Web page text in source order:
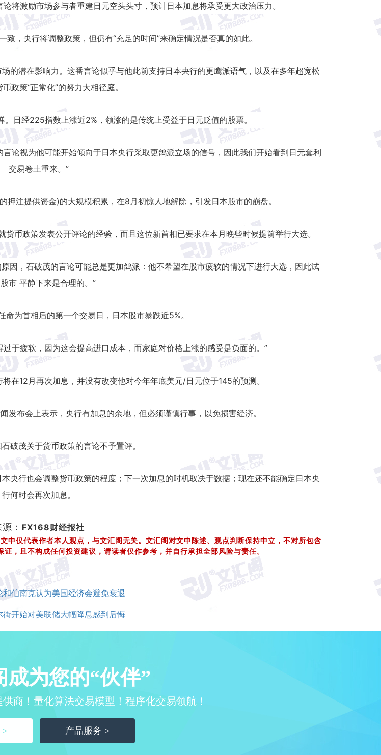
将激励市场参与者重建日元空头头寸，预计日本加息将承受更大政治压力。
，央行将调整政策，但仍有“充足的时间”来确定情况是否真的如此。
的潜在影响力。这番言论似乎与他此前支持日本央行的更鹰派语气，以及在多年超宽松
政策“正常化”的努力大相径庭。
日经225指数上涨近2%，领涨的是传统上受益于日元贬值的股票。
论视为他可能开始倾向于日本央行采取更鸽派立场的信号，因此我们开始看到日元套利
交易卷土重来。”
注提供资金)的大规模积累，在8月初惊人地解除，引发日本股市的崩盘。
币政策发表公开评论的经验，而且这位新首相已要求在本月晚些时候提前举行大选。
因，石破茂的言论可能总是更加鸽派：他不希望在股市疲软的情况下进行大选，因此试
股市 平静下来是合理的。”
为首相后的第一个交易日，日本股市暴跌近5%。
于疲软，因为这会提高进口成本，而家庭对价格上涨的感受是负面的。”
在12月再次加息，并没有改变他对今年年底美元/日元位于145的预测。
布会上表示，央行有加息的余地，但必须谨慎行事，以免损害经济。
破茂关于货币政策的言论不予置评。
央行也会调整货币政策的程度；下一次加息的时机取决于数据；现在还不能确定日本央
行何时会再次加息。
： FX168财经报社
文中仅代表作者本人观点，与文汇阁无关。文汇阁对文中陈述、观点判断保持中立，不对所包含
，且不构成任何投资建议，请读者仅作参考，并自行承担全部风险与责任。
和伯南克认为美国经济会避免衰退
街开始对美联储大幅降息感到后悔
成为您的“伙伴”
商！量化算法交易模型！程序化交易领航！
> 产品服务 >